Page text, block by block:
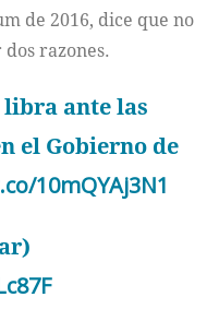
de 2016, dice que no
razones.
ante las
el Gobierno de
10mQYAj3N1